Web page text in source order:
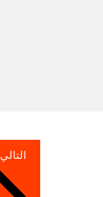
التالي